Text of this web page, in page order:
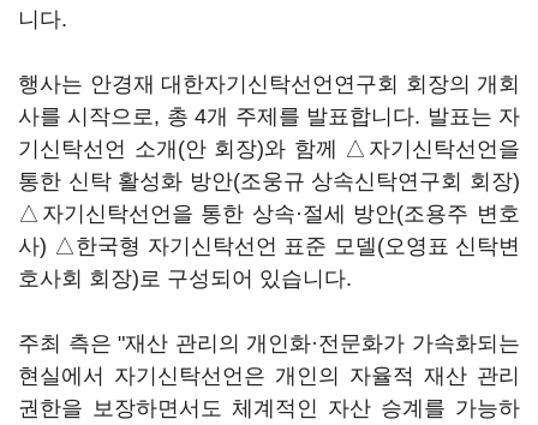
니다.
행사는 안경재 대한자기신탁선언연구회 회장의 개회
사를 시작으로, 총 4개 주제를 발표합니다. 발표는 자
기신탁선언 소개(안 회장)와 함께 △자기신탁선언을
통한 신탁 활성화 방안(조웅규 상속신탁연구회 회장)
△자기신탁선언을 통한 상속·절세 방안(조용주 변호
사) △한국형 자기신탁선언 표준 모델(오영표 신탁변
호사회 회장)로 구성되어 있습니다.
주최 측은 "재산 관리의 개인화·전문화가 가속화되는
현실에서 자기신탁선언은 개인의 자율적 재산 관리
권한을 보장하면서도 체계적인 자산 승계를 가능하